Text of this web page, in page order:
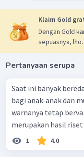
asbestos adalah
terdiri dari
berbentuk serat.
harganya yang
dapat terhirup
Lem kayu
Lem kayu ini
komposisi
umum digunakan
terbuat dari
Namun formalin
Klaim Gold
Dengan Gold
sepuasnya, lho.
Pertanyaan serupa
Saat ini banyak
bagi anak-anak dan
warnanya tetap
merupakan hasil
1 4.0